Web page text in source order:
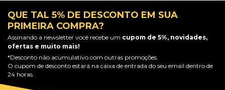
QUE TAL 5% DE DESCONTO EM SUA
PRIMEIRA COMPRA?
Assinando a newsletter você recebe um cupom de 5%, novidades,
ofertas e muito mais!
*Desconto não acumulativo com outras promoções.
O cupom de desconto estará na caixa de entrada do seu email dentro de
24 horas.